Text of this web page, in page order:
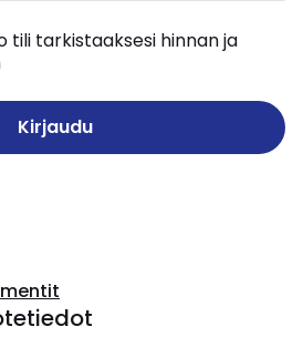
tili tarkistaaksesi hinnan ja
Kirjaudu